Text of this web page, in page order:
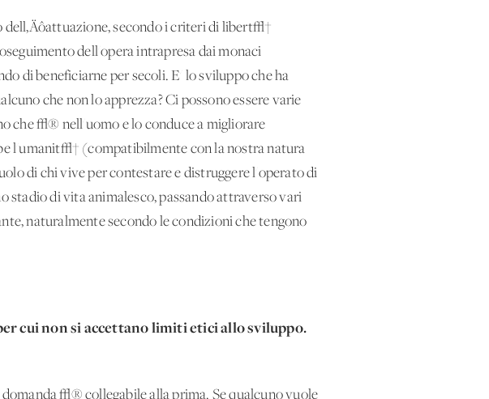
secondo i criteri di libert√†
dell'opera intrapresa dai monaci
di beneficiarne per secoli. E' lo sviluppo che ha
che non lo apprezza? Ci possono essere varie
che √® nell'uomo e lo conduce a migliorare
l'umanit√† (compatibilmente con la nostra natura
di chi vive per contestare e distruggere l'operato di
di vita animalesco, passando attraverso vari
naturalmente secondo le condizioni che tengono
cui non si accettano limiti etici allo sviluppo.
√® collegabile alla prima. Se qualcuno vuole